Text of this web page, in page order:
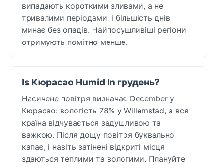
випадають короткими зливами, а не
тривалими періодами, і більшість днів
минає без опадів. Найпосушливіші регіони
отримують помітно менше.
Is Кюрасао Humid In грудень?
Насичене повітря визначає December у
Кюрасао: вологість 78% у Willemstad, а вся
країна відчувається задушливою та
важкою. Після дощу повітря буквально
капає, і навіть затінені відкриті місця
здаються теплими та вологими. Плануйте